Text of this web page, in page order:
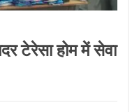
टेरेसा होम में सेवा